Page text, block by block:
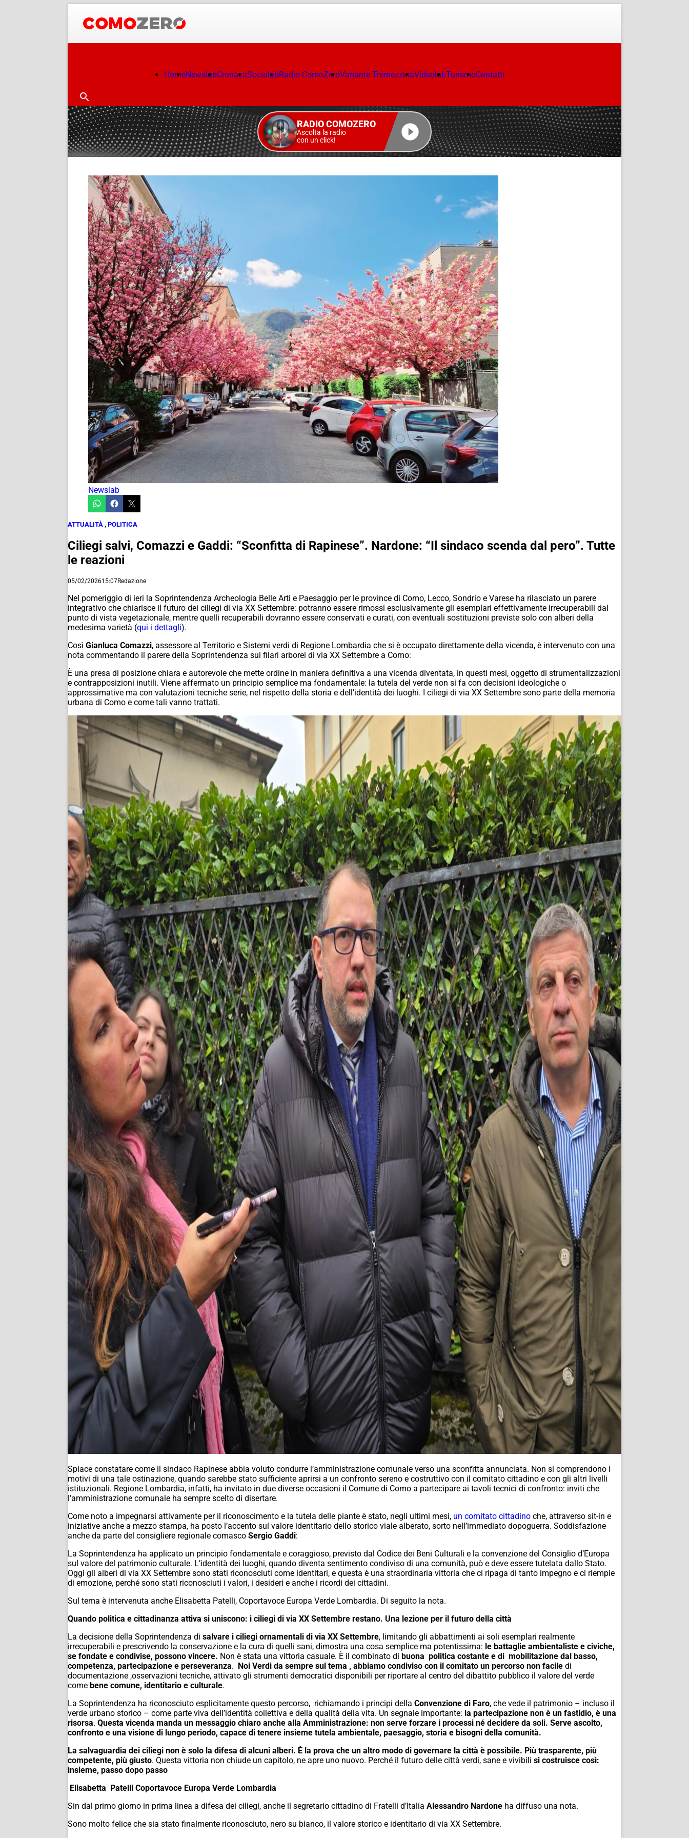
HomeNewslabCronacaSocialabRadio ComoZeroVariante TremezzinaVideolabTurismoContatti
RADIO COMOZERO
Ascolta la radio
con un click!
Newslab
ATTUALITÀ , POLITICA
Ciliegi salvi, Comazzi e Gaddi: “Sconfitta di Rapinese”. Nardone: “Il sindaco scenda dal pero”. Tutte
le reazioni
05/02/202615:07Redazione
Nel pomeriggio di ieri la Soprintendenza Archeologia Belle Arti e Paesaggio per le province di Como, Lecco, Sondrio e Varese ha rilasciato un parere
integrativo che chiarisce il futuro dei ciliegi di via XX Settembre: potranno essere rimossi esclusivamente gli esemplari effettivamente irrecuperabili dal
punto di vista vegetazionale, mentre quelli recuperabili dovranno essere conservati e curati, con eventuali sostituzioni previste solo con alberi della
medesima varietà (qui i dettagli).
Così Gianluca Comazzi, assessore al Territorio e Sistemi verdi di Regione Lombardia che si è occupato direttamente della vicenda, è intervenuto con una
nota commentando il parere della Soprintendenza sui filari arborei di via XX Settembre a Como:
È una presa di posizione chiara e autorevole che mette ordine in maniera definitiva a una vicenda diventata, in questi mesi, oggetto di strumentalizzazioni
e contrapposizioni inutili. Viene affermato un principio semplice ma fondamentale: la tutela del verde non si fa con decisioni ideologiche o
approssimative ma con valutazioni tecniche serie, nel rispetto della storia e dell’identità dei luoghi. I ciliegi di via XX Settembre sono parte della memoria
urbana di Como e come tali vanno trattati.
Spiace constatare come il sindaco Rapinese abbia voluto condurre l’amministrazione comunale verso una sconfitta annunciata. Non si comprendono i
motivi di una tale ostinazione, quando sarebbe stato sufficiente aprirsi a un confronto sereno e costruttivo con il comitato cittadino e con gli altri livelli
istituzionali. Regione Lombardia, infatti, ha invitato in due diverse occasioni il Comune di Como a partecipare ai tavoli tecnici di confronto: inviti che
l’amministrazione comunale ha sempre scelto di disertare.
Come noto a impegnarsi attivamente per il riconoscimento e la tutela delle piante è stato, negli ultimi mesi, un comitato cittadino che, attraverso sit-in e
iniziative anche a mezzo stampa, ha posto l’accento sul valore identitario dello storico viale alberato, sorto nell’immediato dopoguerra. Soddisfazione
anche da parte del consigliere regionale comasco Sergio Gaddi:
La Soprintendenza ha applicato un principio fondamentale e coraggioso, previsto dal Codice dei Beni Culturali e la convenzione del Consiglio d’Europa
sul valore del patrimonio culturale. L’identità dei luoghi, quando diventa sentimento condiviso di una comunità, può e deve essere tutelata dallo Stato.
Oggi gli alberi di via XX Settembre sono stati riconosciuti come identitari, e questa è una straordinaria vittoria che ci ripaga di tanto impegno e ci riempie
di emozione, perché sono stati riconosciuti i valori, i desideri e anche i ricordi dei cittadini.
Sul tema è intervenuta anche Elisabetta Patelli, Coportavoce Europa Verde Lombardia. Di seguito la nota.
Quando politica e cittadinanza attiva si uniscono: i ciliegi di via XX Settembre restano. Una lezione per il futuro della città
La decisione della Soprintendenza di salvare i ciliegi ornamentali di via XX Settembre, limitando gli abbattimenti ai soli esemplari realmente
irrecuperabili e prescrivendo la conservazione e la cura di quelli sani, dimostra una cosa semplice ma potentissima: le battaglie ambientaliste e civiche,
se fondate e condivise, possono vincere. Non è stata una vittoria casuale. È il combinato di buona politica costante e di mobilitazione dal basso,
competenza, partecipazione e perseveranza. Noi Verdi da sempre sul tema , abbiamo condiviso con il comitato un percorso non facile di
documentazione ,osservazioni tecniche, attivato gli strumenti democratici disponibili per riportare al centro del dibattito pubblico il valore del verde
come bene comune, identitario e culturale.
La Soprintendenza ha riconosciuto esplicitamente questo percorso, richiamando i principi della Convenzione di Faro, che vede il patrimonio – incluso il
verde urbano storico – come parte viva dell’identità collettiva e della qualità della vita. Un segnale importante: la partecipazione non è un fastidio, è una
risorsa. Questa vicenda manda un messaggio chiaro anche alla Amministrazione: non serve forzare i processi né decidere da soli. Serve ascolto,
confronto e una visione di lungo periodo, capace di tenere insieme tutela ambientale, paesaggio, storia e bisogni della comunità.
La salvaguardia dei ciliegi non è solo la difesa di alcuni alberi. È la prova che un altro modo di governare la città è possibile. Più trasparente, più
competente, più giusto. Questa vittoria non chiude un capitolo, ne apre uno nuovo. Perché il futuro delle città verdi, sane e vivibili si costruisce così:
insieme, passo dopo passo
Elisabetta Patelli Coportavoce Europa Verde Lombardia
Sin dal primo giorno in prima linea a difesa dei ciliegi, anche il segretario cittadino di Fratelli d’Italia Alessandro Nardone ha diffuso una nota.
Sono molto felice che sia stato finalmente riconosciuto, nero su bianco, il valore storico e identitario di via XX Settembre.